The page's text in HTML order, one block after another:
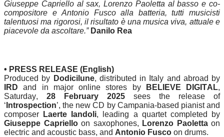
Giuseppe Capriello al sax, Lorenzo Paoletta al basso e co-
compositore e Antonio Fusco alla batteria, tutti musicisti
talentuosi ma rigorosi, il risultato è una musica viva, attuale e
piacevole da ascoltare.” Danilo Rea
• PRESS RELEASE (English)
Produced by Dodicilune, distributed in Italy and abroad by
IRD and in major online stores by BELIEVE DIGITAL,
Saturday, 28 February 2025 sees the release of
‘ Introspection’, the new CD by Campania-based pianist and
composer
Laerte Iandoli, leading a quartet completed by
Giuseppe Caprielloon saxophones, Lorenzo Paolettaon
electric and acoustic bass, and Antonio Fusco on drums.